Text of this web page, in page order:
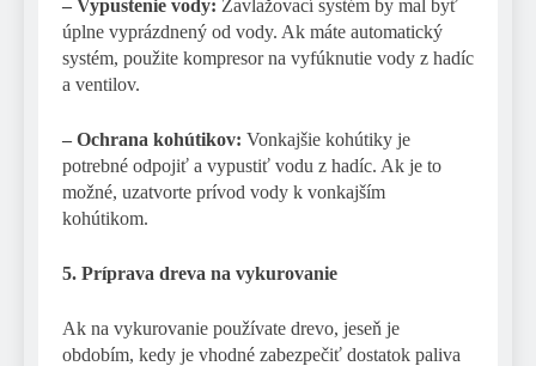
– Vypustenie vody: Zavlažovací systém by mal byť
úplne vyprázdnený od vody. Ak máte automatický
systém, použite kompresor na vyfúknutie vody z hadíc
a ventilov.
– Ochrana kohútikov: Vonkajšie kohútiky je
potrebné odpojiť a vypustiť vodu z hadíc. Ak je to
možné, uzatvorte prívod vody k vonkajším
kohútikom.
5. Príprava dreva na vykurovanie
Ak na vykurovanie používate drevo, jeseň je
obdobím, kedy je vhodné zabezpečiť dostatok paliva